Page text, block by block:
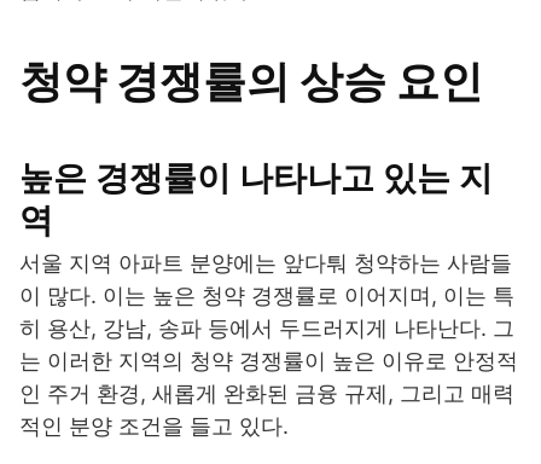
청약 경쟁률의 상승 요인
높은 경쟁률이 나타나고 있는 지
역
서울 지역 아파트 분양에는 앞다퉈 청약하는 사람들
이 많다. 이는 높은 청약 경쟁률로 이어지며, 이는 특
히 용산, 강남, 송파 등에서 두드러지게 나타난다. 그
는 이러한 지역의 청약 경쟁률이 높은 이유로 안정적
인 주거 환경, 새롭게 완화된 금융 규제, 그리고 매력
적인 분양 조건을 들고 있다.